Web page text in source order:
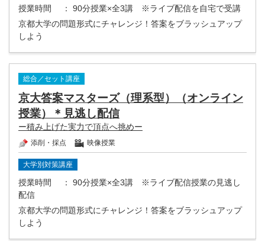
授業時間
： 90分授業×全3講 ※ライブ配信を自宅で受講
京都大学の問題形式にチャレンジ！答案をブラッシュアップ
しよう
総合／セット講座
京大答案マスターズ（理系型）（オンライン
授業）＊見逃し配信
ー積み上げた実力で頂点へ挑めー
添削・採点 映像授業
大学別対策講座
授業時間
： 90分授業×全3講 ※ライブ配信授業の見逃し
配信
京都大学の問題形式にチャレンジ！答案をブラッシュアップ
しよう